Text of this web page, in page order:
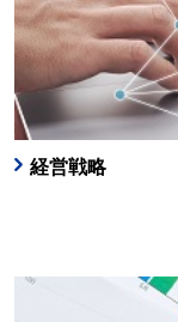
経営戦略